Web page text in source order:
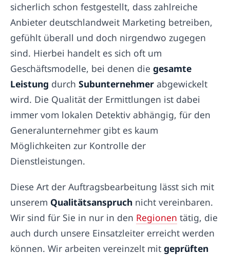
sicherlich schon festgestellt, dass zahlreiche
Anbieter deutschlandweit Marketing betreiben,
gefühlt überall und doch nirgendwo zugegen
sind. Hierbei handelt es sich oft um
Geschäftsmodelle, bei denen die gesamte
Leistung durch Subunternehmer abgewickelt
wird. Die Qualität der Ermittlungen ist dabei
immer vom lokalen Detektiv abhängig, für den
Generalunternehmer gibt es kaum
Möglichkeiten zur Kontrolle der
Dienstleistungen.
Diese Art der Auftragsbearbeitung lässt sich mit
unserem Qualitätsanspruch nicht vereinbaren.
Wir sind für Sie in nur in den Regionen tätig, die
auch durch unsere Einsatzleiter erreicht werden
können. Wir arbeiten vereinzelt mit geprüften